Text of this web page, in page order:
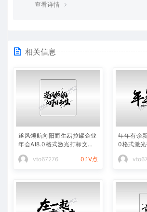
查看详情
相关信息
遂风领航向阳而生易拉罐企业
年会AI8.0格式激光打标文件
vto67276
0.1V点
年年有余
0格式激光